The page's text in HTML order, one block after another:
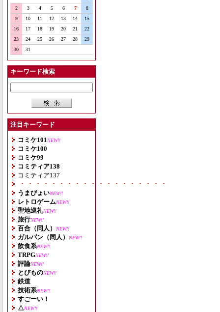
2
3 4 5 6 7
8
9
10 11 12 13 14
15
16
17 18 19 20 21
22
23
24 25 26 27 28
29
30
31
キーワード検索
注目キーワード
コミケ101 NEW!!
コミケ100
コミケ99
コミティア138
コミティア137
・・・・・・・・・・・・・・・・・・・
うまぴょいNEW!!
レトロゲームNEW!!
聖地巡礼NEW!!
旅行NEW!!
百合（同人） NEW!!
ガルパン（同人） NEW!!
飲食系NEW!!
TRPGNEW!!
評論NEW!!
とびものNEW!!
鉄道
技術系NEW!!
すごーい！
△NEW!!